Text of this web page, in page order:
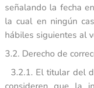
señalando la fecha
la cual en ningún
hábiles siguientes al
3.2. Derecho de
3.2.1. El titular del